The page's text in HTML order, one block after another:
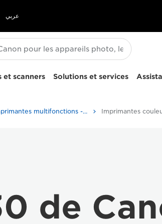
عربي
et scanners Solutions et services
Imprimantes multifonctions - Multifonctions
de